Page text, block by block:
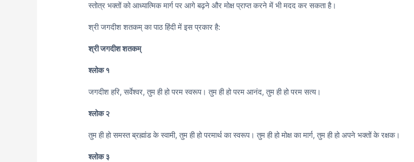
स्तोत्र भक्तों को आध्यात्मिक मार्ग पर आगे बढ़ने और मोक्ष प्राप्त करने में भी मदद कर सकता है।
श्री जगदीश शतकम् का पाठ हिंदी में इस प्रकार है:
श्री जगदीश शतकम्
श्लोक १
जगदीश हरि, सर्वेश्वर, तुम ही हो परम स्वरूप। तुम ही हो परम आनंद, तुम ही हो परम सत्य।
श्लोक २
तुम ही हो समस्त ब्रह्मांड के स्वामी, तुम ही हो परमार्थ का स्वरूप। तुम ही हो मोक्ष का मार्ग, तुम ही हो अपने भक्तों के रक्षक।
श्लोक ३